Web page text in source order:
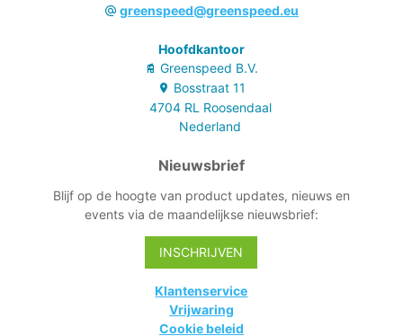
greenspeed@greenspeed.eu
Hoofdkantoor
Greenspeed B.V.
Bosstraat 11
4704 RL Roosendaal
Nederland
Nieuwsbrief
Blijf op de hoogte van product updates, nieuws en
events via de maandelijkse nieuwsbrief:
INSCHRIJVEN
Klantenservice
Vrijwaring
Cookie beleid